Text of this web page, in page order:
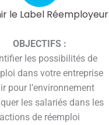
le Label Réemployeur
OBJECTIFS :
les possibilités de
dans votre entreprise
pour l’environnement
les salariés dans les
actions de réemploi